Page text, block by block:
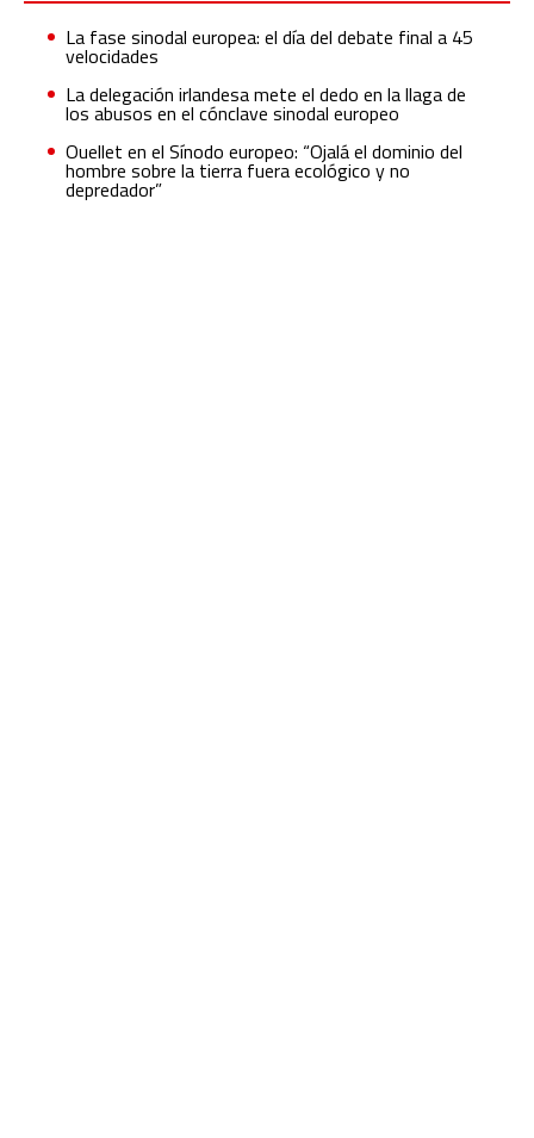
La fase sinodal europea: el día del debate final a 45
velocidades
La delegación irlandesa mete el dedo en la llaga de
los abusos en el cónclave sinodal europeo
Ouellet en el Sínodo europeo: “Ojalá el dominio del
hombre sobre la tierra fuera ecológico y no
depredador”